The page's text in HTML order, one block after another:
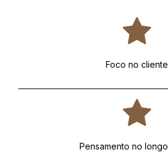
Foco no cliente
Pensamento no